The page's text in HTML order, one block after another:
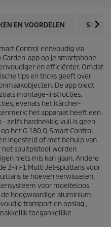
EN VOORDELEN
Control eenvoudig via
app op je smartphone -
en efficiënter. Omdat
tips en tricks geeft over
De app biedt
montage-instructies,
evenals het Kärcher-
het apparaat heeft een
zelfs hardnekkig vuil is geen
het G 180 Q Smart Control-
ingesteld of met behulp van
het spuitpistool worden
niets mis kan gaan. Andere
3-in-1 Multi Jet-spuitlans voor
te hoeven verwisselen,
voor moeiteloos
hoogwaardige aluminium
transport en opslag ,
toegankelijke